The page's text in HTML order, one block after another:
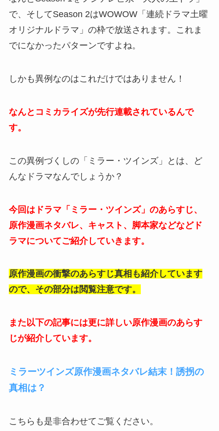
で、そしてSeason 2はWOWOW「連続ドラマ土曜
オリジナルドラマ」の枠で放送されます。これま
でになかったパターンですよね。
しかも異例なのはこれだけではありません！
なんとコミカライズが先行連載されているんで
す。
この異例づくしの「ミラー・ツインズ」とは、ど
んなドラマなんでしょうか？
今回はドラマ「ミラー・ツインズ」のあらすじ、
原作漫画ネタバレ、キャスト、脚本家などなどド
ラマについてご紹介していきます。
原作漫画の衝撃のあらすじ真相も紹介しています
ので、その部分は閲覧注意です。
また以下の記事には更に詳しい原作漫画のあらす
じが紹介しています。
ミラーツインズ原作漫画ネタバレ結末！誘拐の
真相は？
こちらも是非合わせてご覧ください。